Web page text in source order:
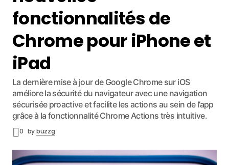
fonctionnalités de
Chrome pour iPhone et
iPad
La dernière mise à jour de Google Chrome sur iOS
améliore la sécurité du navigateur avec une navigation
sécurisée proactive et facilite les actions au sein de l’app
grâce à la fonctionnalité Chrome Actions très intuitive.
0 bybuzzg